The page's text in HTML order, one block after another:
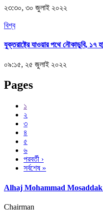
২৩:৩০, ৩০ জুলাই ২০২২
বিশ্ব
যুক্তরাষ্ট্রে যাওয়ার পথে নৌকাডুবি, ১৭
০৯:১৫, ২৫ জুলাই ২০২২
Pages
১
২
৩
৪
৫
৬
পরবর্তী ›
সর্বশেষ »
Alhaj Mohammad
Chairman